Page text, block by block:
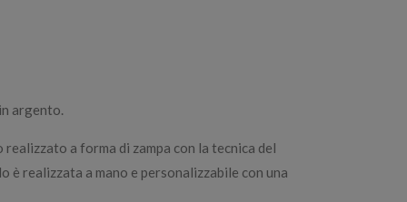
argento.
a forma di zampa con la tecnica del
realizzata a mano e personalizzabile con una